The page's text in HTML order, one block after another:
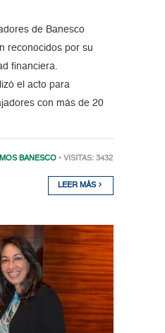
de Banesco
reconocidos por su
financiera.
el acto para
con más de 20
BANESCO • VISITAS: 3432
LEER MÁS